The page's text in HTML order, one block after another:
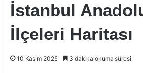
İstanbul
İlçeleri Haritası
10 Kasım 2025 3 dakika okuma süresi